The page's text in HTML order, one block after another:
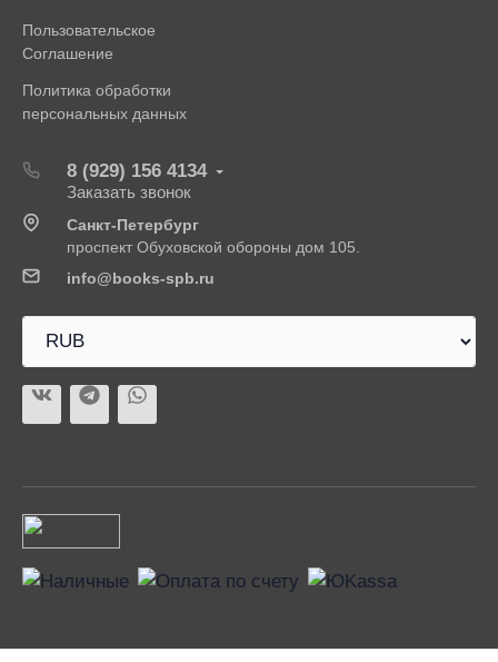
Пользовательское
Соглашение
Политика обработки
персональных данных
8 (929) 156 4134
Заказать звонок
Санкт-Петербург
проспект Обуховской обороны дом 105.
info@books-spb.ru